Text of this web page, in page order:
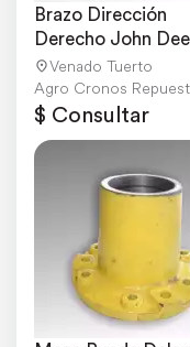
Brazo Dirección
Derecho John
730Venado Tuerto
Agro Cronos
$ Consultar